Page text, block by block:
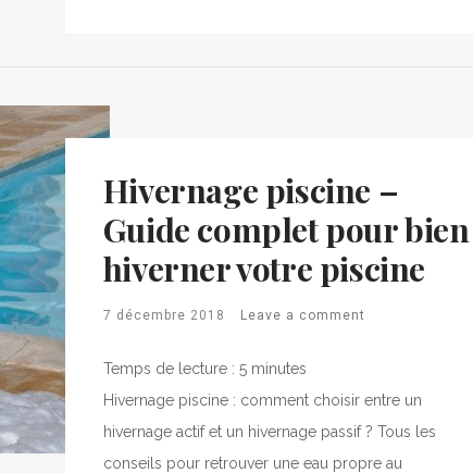
Hivernage piscine –
Guide complet pour bien
hiverner votre piscine
7 décembre 2018 Leave a comment
Temps de lecture : 5 minutes
Hivernage piscine : comment choisir entre un
hivernage actif et un hivernage passif ? Tous les
conseils pour retrouver une eau propre au